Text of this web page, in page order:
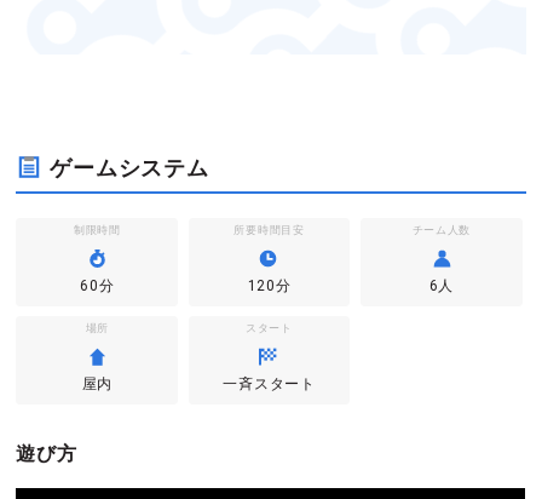
ゲームシステム
制限時間
60分
所要時間目安
120分
チーム人数
6人
場所
屋内
スタート
一斉スタート
遊び方